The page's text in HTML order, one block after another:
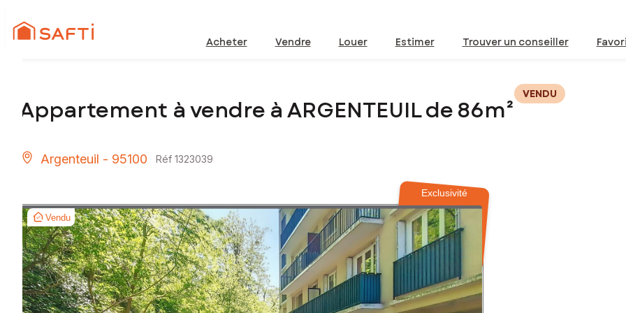
Acheter Vendre Louer Estimer Trouver un conseiller
Appartement à vendre à ARGENTEUIL de 86m²
VENDU
Argenteuil - 95100 Réf 1323039
Exclusivité
Vendu